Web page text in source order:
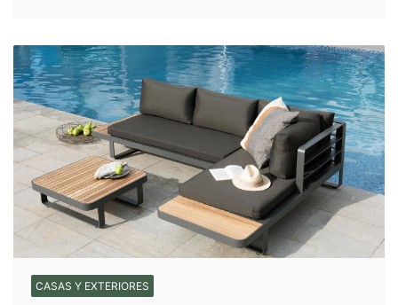
CASAS Y EXTERIORES